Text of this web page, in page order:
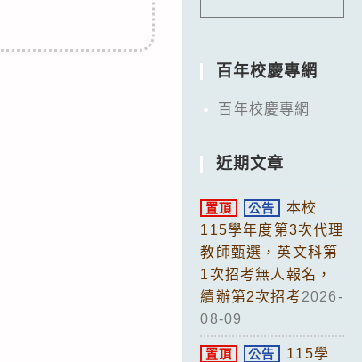
百年校慶專網
百年校慶專網
近期文章
置頂 公告
本校
115學年度第3次代理
教師甄選，英文科第
1次招考無人報名，
續辦第2次招考2026-
08-09
置頂 公告
115學